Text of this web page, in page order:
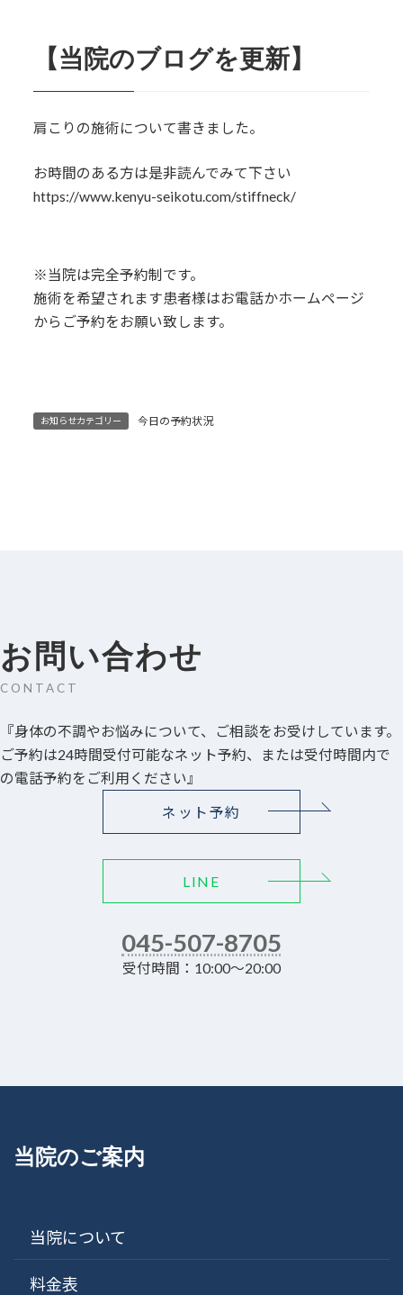
【当院のブログを更新】
肩こりの施術について書きました。
お時間のある方は是非読んでみて下さい
https://www.kenyu-seikotu.com/stiffneck/
※当院は完全予約制です。
施術を希望されます患者様はお電話かホームページ
からご予約をお願い致します。
お知らせカテゴリー 今日の予約状況
お問い合わせ
CONTACT
『身体の不調やお悩みについて、ご相談をお受けしています。
ご予約は24時間受付可能なネット予約、または受付時間内で
の電話予約をご利用ください』
ネット予約
LINE
045-507-8705
受付時間：10:00～20:00
当院のご案内
当院について
料金表